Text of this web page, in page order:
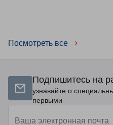
Посмотреть все
Подпишитесь на
узнавайте о
первыми